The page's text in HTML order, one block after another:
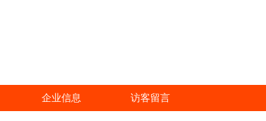
企业信息 访客留言